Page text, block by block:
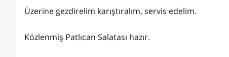
Üzerine gezdirelim karıştıralım, servis edelim.
Közlenmiş Patlıcan Salatası hazır.